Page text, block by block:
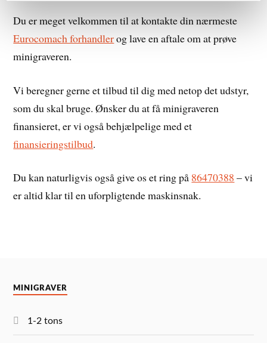
Du er meget velkommen til at kontakte din nærmeste
Eurocomach forhandlerog lave en aftale om at prøve
minigraveren.
Vi beregner gerne et tilbud til dig med netop det udstyr,
som du skal bruge. Ønsker du at få minigraveren
finansieret, er vi også behjælpelige med et
finansieringstilbud.
Du kan naturligvis også give os et ring på 86470388 – vi
er altid klar til en uforpligtende maskinsnak.
MINIGRAVER
1-2 tons